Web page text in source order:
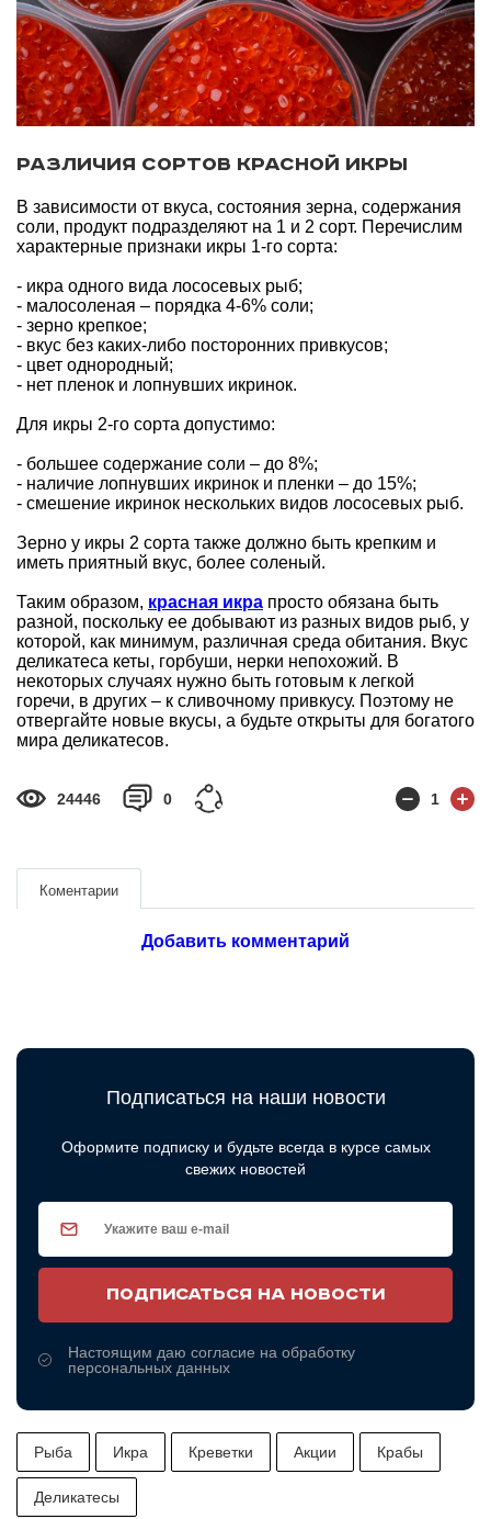
Различия сортов красной икры
В зависимости от вкуса, состояния зерна, содержания
соли, продукт подразделяют на 1 и 2 сорт. Перечислим
характерные признаки икры 1-го сорта:
- икра одного вида лососевых рыб;
- малосоленая – порядка 4-6% соли;
- зерно крепкое;
- вкус без каких-либо посторонних привкусов;
- цвет однородный;
- нет пленок и лопнувших икринок.
Для икры 2-го сорта допустимо:
- большее содержание соли – до 8%;
- наличие лопнувших икринок и пленки – до 15%;
- смешение икринок нескольких видов лососевых рыб.
Зерно у икры 2 сорта также должно быть крепким и
иметь приятный вкус, более соленый.
Таким образом, красная икра просто обязана быть
разной, поскольку ее добывают из разных видов рыб, у
которой, как минимум, различная среда обитания. Вкус
деликатеса кеты, горбуши, нерки непохожий. В
некоторых случаях нужно быть готовым к легкой
горечи, в других – к сливочному привкусу. Поэтому не
отвергайте новые вкусы, а будьте открыты для богатого
мира деликатесов.
24446 0 1
Коментарии
Добавить комментарий
Подписаться на наши новости
Оформите подписку и будьте всегда в курсе самых
свежих новостей
ПОДПИСАТЬСЯ НА НОВОСТИ
Настоящим даю согласие на обработку
персональных данных
Рыба Икра Креветки Акции Крабы
Деликатесы